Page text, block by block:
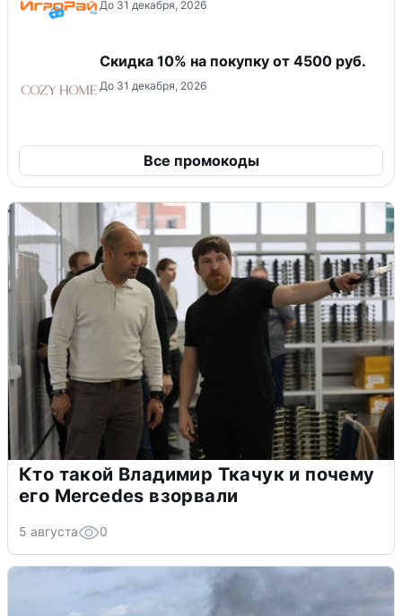
До 31 декабря, 2026
Скидка 10% на покупку от 4500 руб.
До 31 декабря, 2026
Все промокоды
Кто такой Владимир Ткачук и почему
его Mercedes взорвали
5 августа 0